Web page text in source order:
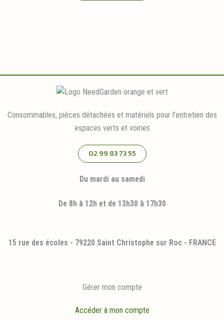
Consommables, pièces détachées et matériels pour l'entretien des
espaces verts et voiries
02 99 83 73 55
Du mardi au samedi
De 8h à 12h et de 13h30 à 17h30
15 rue des écoles - 79220 Saint Christophe sur Roc - FRANCE
Gérer mon compte
Accéder à mon compte